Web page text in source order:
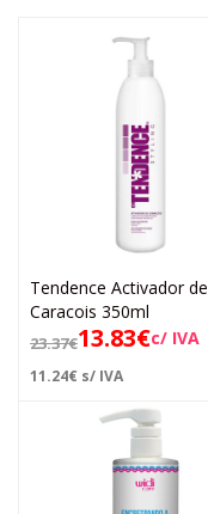
Tendence Activador de
Caracois 350ml
23.37€13.83€c/ IVA
11.24€ s/ IVA